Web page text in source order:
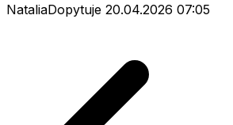
NataliaDopytuje 20.04.2026 07:05